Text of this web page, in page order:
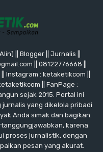
|| Blogger || Jurnalis ||
|| 08122776668 ||
Instagram : ketaketikcom ||
|| FanPage :
sejak 2015. Portal ini
yang dikelola pribadi
Anda simak dan bagikan.
karena
proses jurnalistik, dengan
pesan yang akurat.